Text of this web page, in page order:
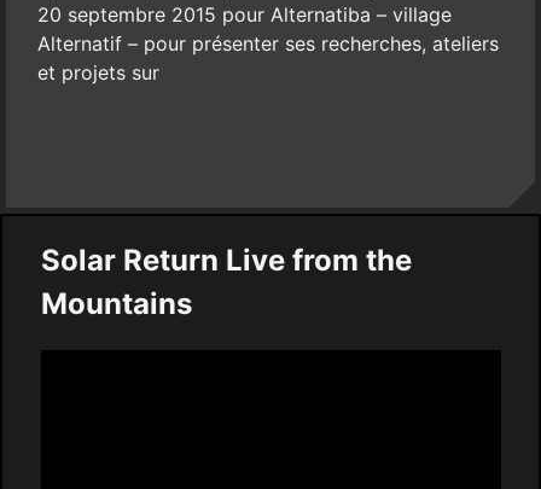
20 septembre 2015 pour Alternatiba – village
Alternatif – pour présenter ses recherches, ateliers
et projets sur
Solar Return Live from the
Mountains